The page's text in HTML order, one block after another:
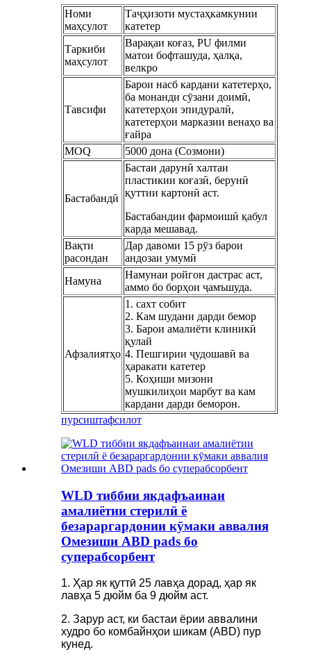
Номи
маҳсулот
Таҷҳизоти мустаҳкамкунии
катетер
Таркиби
маҳсулот
Варақаи коғаз, PU филми
матои бофташуда, ҳалқа,
велкро
Тавсифи
Барои насб кардани катетерҳо,
ба монанди сӯзани доимӣ,
катетерҳои эпидуралӣ,
катетерҳои марказии венаҳо ва
ғайра
MOQ
5000 дона (Созмони)
Бастабандӣ
Бастаи дарунӣ халтаи
пластикии коғазӣ, берунӣ
қуттии картонӣ аст.
Бастабандии фармоишӣ қабул
карда мешавад.
Вақти
расондан
Дар давоми 15 рӯз барои
андозаи умумӣ
Намуна
Намунаи ройгон дастрас аст,
аммо бо борҳои ҷамъшуда.
Афзалиятҳо
1. сахт собит
2. Кам шудани дарди бемор
3. Барои амалиёти клиникӣ
қулай
4. Пешгирии ҷудошавӣ ва
ҳаракати катетер
5. Коҳиши мизони
мушкилиҳои марбут ва кам
кардани дарди беморон.
пурсиштафсилот
WLD тиббии якдафъаинаи
амалиётии стерилӣ ё
безараргардонии кӯмаки аввалия
Омезиши ABD pads бо
суперабсорбент
1. Ҳар як қуттӣ 25 лавҳа дорад, ҳар як
лавҳа 5 дюйм ба 9 дюйм аст.
2. Зарур аст, ки бастаи ёрии аввалини
худро бо комбайнҳои шикам (ABD) пур
кунед.